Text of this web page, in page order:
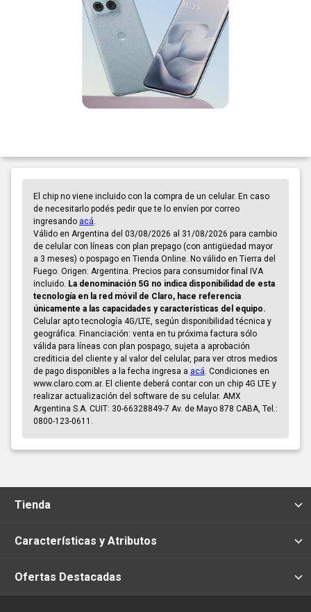
El chip no viene incluido con la compra de un celular. En caso
de necesitarlo podés pedir que te lo envíen por correo
ingresando acá
Válido en Argentina del 03/08/2026 al 31/08/2026 para cambio
de celular con líneas con plan prepago (con antigüedad mayor
a 3 meses) o pospago en Tienda Online. No válido en Tierra del
Fuego. Origen: Argentina. Precios para consumidor final IVA
incluido. La denominación 5G no indica disponibilidad de esta
tecnología en la red móvil de Claro, hace referencia
únicamente a las capacidades y características del equipo.
Celular apto tecnología 4G/LTE, según disponibilidad técnica y
geográfica. Financiación: venta en tu próxima factura sólo
válida para líneas con plan pospago, sujeta a aprobación
crediticia del cliente y al valor del celular, para ver otros medios
de pago disponibles a la fecha ingresa a acá . Condiciones en
www.claro.com.ar. El cliente deberá contar con un chip 4G LTE y
realizar actualización del software de su celular. AMX
Argentina S.A. CUIT: 30-66328849-7 Av. de Mayo 878 CABA, Tel.:
0800-123-0611.
Tienda
Características y Atributos
Ofertas Destacadas